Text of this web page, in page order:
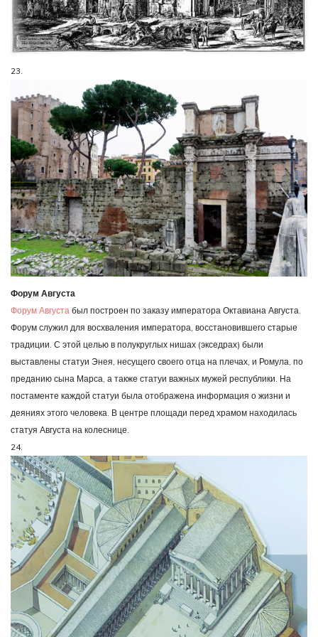
23.
Форум Августа
Форум Августа был построен по заказу императора Октавиана Августа.
Форум служил для восхваления императора, восстановившего старые
традиции. С этой целью в полукруглых нишах (экседрах) были
выставлены статуи Энея, несущего своего отца на плечах, и Ромула, по
преданию сына Марса, а также статуи важных мужей республики. На
постаменте каждой статуи была отображена информация о жизни и
деяниях этого человека. В центре площади перед храмом находилась
статуя Августа на колеснице.
24.